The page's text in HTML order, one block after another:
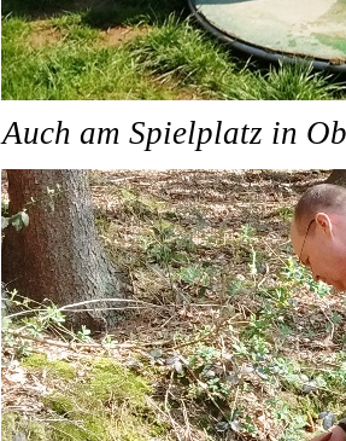
Auch am Spielplatz in